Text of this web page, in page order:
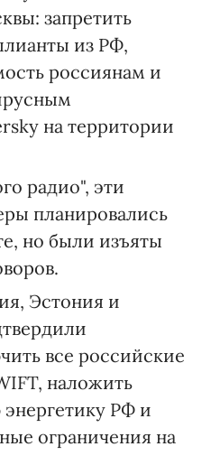
запретить
из РФ,
россиянам и
на территории
радио", эти
планировались
но были изъяты
Эстония и
все российские
наложить
РФ и
ограничения на